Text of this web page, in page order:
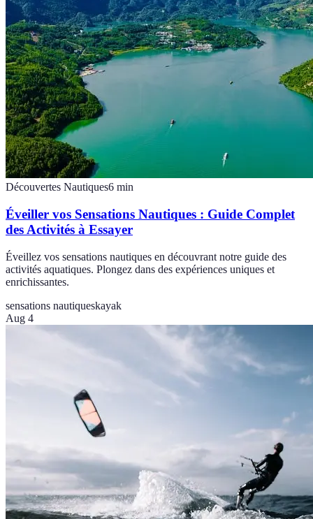
Découvertes Nautiques6 min
Éveiller vos Sensations Nautiques : Guide Complet
des Activités à Essayer
Éveillez vos sensations nautiques en découvrant notre guide des
activités aquatiques. Plongez dans des expériences uniques et
enrichissantes.
sensations nautiqueskayak
Aug 4